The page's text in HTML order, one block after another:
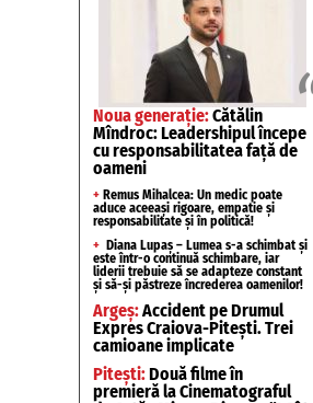
Noua generație:Cătălin
Mîndroc: Leadershipul începe
cu responsabilitatea față de
oameni
+ Remus Mihalcea: Un medic poate
aduce aceeași rigoare, empatie și
responsabilitate și în politică!
+ Diana Lupaș – Lumea s-a schimbat și
este într-o continuă schimbare, iar
liderii trebuie să se adapteze constant
și să-și păstreze încrederea oamenilor!
Argeș:Accident pe Drumul
Expres Craiova-Pitești. Trei
camioane implicate
Pitești:Două filme în
premieră la Cinematograful